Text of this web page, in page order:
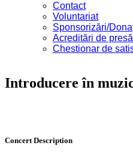
Contact
Voluntariat
Sponsorizări/
Acreditări de presă
Chestionar de
Introducere în
Concert Description